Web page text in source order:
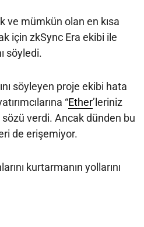
ve mümkün olan en kısa
için zkSync Era ekibi ile
söyledi.
söyleyen proje ekibi hata
“Ether’leriniz
sözü verdi. Ancak dünden bu
de erişemiyor.
kurtarmanın yollarını